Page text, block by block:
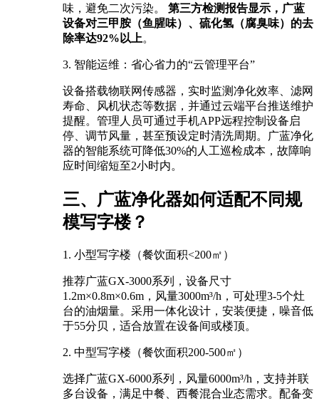
味，避免二次污染。 第三方检测报告显示，广蓝
设备对三甲胺（鱼腥味）、硫化氢（腐臭味）的去
除率达92%以上。
3. 智能运维：省心省力的“云管理平台”
设备搭载物联网传感器，实时监测净化效率、滤网
寿命、风机状态等数据，并通过云端平台推送维护
提醒。管理人员可通过手机APP远程控制设备启
停、调节风量，甚至预设定时清洗周期。广蓝净化
器的智能系统可降低30%的人工巡检成本，故障响
应时间缩短至2小时内。
三、广蓝净化器如何适配不同规
模写字楼？
1. 小型写字楼（餐饮面积<200㎡）
推荐广蓝GX-3000系列，设备尺寸
1.2m×0.8m×0.6m，风量3000m³/h，可处理3-5个灶
台的油烟量。采用一体化设计，安装便捷，噪音低
于55分贝，适合放置在设备间或楼顶。
2. 中型写字楼（餐饮面积200-500㎡）
选择广蓝GX-6000系列，风量6000m³/h，支持并联
多台设备，满足中餐、西餐混合业态需求。配备变